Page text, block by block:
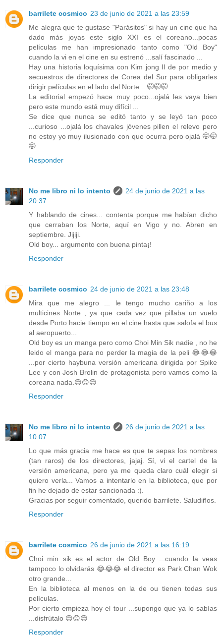
barrilete cosmico 23 de junio de 2021 a las 23:59
Me alegra que te gustase "Parásitos" si hay un cine que ha
dado más joyas este siglo XXI es el coreano...pocas
películas me han impresionado tanto como "Old Boy"
cuando la vi en el cine en su estrenó ...salí fascinado ...
Hay una historia loquísima con Kim jong Il de por medio y
secuestros de directores de Corea del Sur para obligarles
dirigir películas en el lado del Norte ...🤭🤭🤭
La editorial empezó hace muy poco...ojalá les vaya bien
pero este mundo está muy difícil ...
Se dice que nunca se editó tanto y se leyó tan poco
...curioso ...ojalá los chavales jóvenes pillen el relevo pero
no estoy yo muy ilusionado con que ocurra pero ojalá 🤭🤭
🤭
Responder
No me libro ni lo intento
24 de junio de 2021 a las
20:37
Y hablando de cines... contenta porque me habían dicho
que cerraban los Norte, aquí en Vigo y no. Abren en
septiembre. Jijiji.
Old boy... argumento con buena pinta¡!
Responder
barrilete cosmico 24 de junio de 2021 a las 23:48
Mira que me alegro ... le tengo mucho cariño a los
multicines Norte , ya que cada vez que pillaba un vuelo
desde Porto hacie tiempo en el cine hasta que salofa el bus
al aeropuerto...
Old boy es un manga pero como Choi Min Sik nadie , no he
leido el manga para no perder la magia de la peli 😂😂😂
...por cierto haybuna versión americana dirigida por Spike
Lee y con Josh Brolin de protagonista pero vamos como la
coreana nada.😊😊😊
Responder
No me libro ni lo intento
26 de junio de 2021 a las
10:07
Lo que más gracia me hace es que te sepas los nombres
(tan raros) de los directores, jajaj. Sí, vi el cartel de la
versión americana, pero ya me queda claro cuál elegir si
quiero verla... Vamos a intentarlo en la biblioteca, que por
fin he dejado de estar sancionada :).
Gracias por seguir comentado, querido barrilete. Saludiños.
Responder
barrilete cosmico 26 de junio de 2021 a las 16:19
Choi min sik es el actor de Old Boy ...cuando la veas
tampoco lo olvidarás 😂😂😂 el director es Park Chan Wok
otro grande...
En la biblioteca al menos en la de ou tienen todas sus
películas.
Por cierto empieza hoy el tour ...supongo que ya lo sabías
...disfrútalo 😊😊😊
Responder